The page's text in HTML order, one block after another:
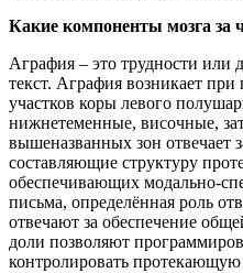
Какие компоненты мозга за
Аграфия – это трудности или
текст. Аграфия возникает
участков коры левого
нижнетеменные, височные,
вышеназванных зон отвечает
составляющие структуру
обеспечивающих модально-
письма, определённая роль
отвечают за обеспечение
доли позволяют
контролировать протекающую